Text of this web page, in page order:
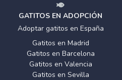
GATITOS EN ADOPCIÓN
Adoptar gatitos en España
Gatitos en Madrid
Gatitos en Barcelona
Gatitos en Valencia
Gatitos en Sevilla